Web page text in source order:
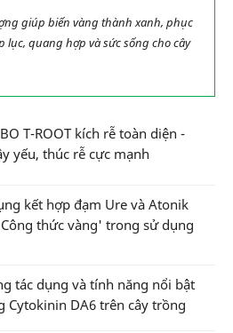
giúp biến vàng thành xanh, phục
lục, quang hợp và sức sống cho cây
T-ROOT kích rễ toàn diện -
yếu, thúc rễ cực mạnh
kết hợp đạm Ure và Atonik
thức vàng' trong sử dụng
tác dụng và tính năng nổi bật
Cytokinin DA6 trên cây trồng